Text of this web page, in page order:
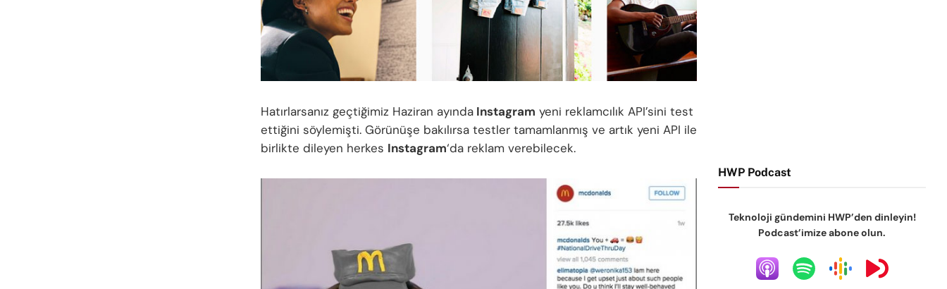
Hatırlarsanız geçtiğimiz Haziran ayında Instagram yeni reklamcılık API’sini test
ettiğini söylemişti. Görünüşe bakılırsa testler tamamlanmış ve artık yeni API ile
birlikte dileyen herkes Instagram‘da reklam verebilecek.
HWP Podcast
Teknoloji gündemini HWP’den dinleyin!
Podcast’imize abone olun.